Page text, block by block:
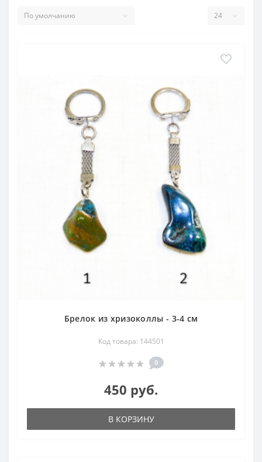
владельцу, помогать ему: они сулят здоровье и удачу в
способны охранять от сглаза - среди представленных в
разделе самоцветов такую функцию имеют все. И если
Вас, то уж ключи Вы точно захватите с собой,
переступая за порог дома! Прикреплённый к ним
набор камней будет служить Вам хорошим оберегом и
стильным украшением - ведь натуральный камень, как
и всё природное, неизменно в моде.
Брелок с самоцветами станет хорошим подарком по
любому поводу, его с удовольствием принимают как
сувенир на память или амулет.
Брелок из хризоколлы - 3-4 см
Код товара: 144501
0
450 руб.
В КОРЗИНУ